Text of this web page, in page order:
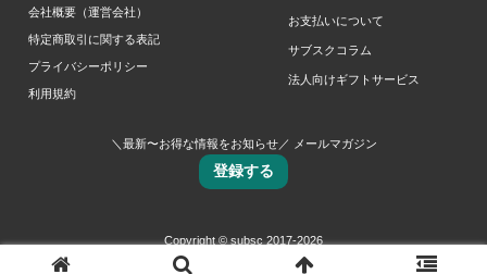
会社概要（運営会社）
特定商取引に関する表記
プライバシーポリシー
利用規約
お支払いについて
サブスクコラム
法人向けギフトサービス
＼最新〜お得な情報をお知らせ／ メールマガジン
登録する
Copyright © subsc 2017-2026